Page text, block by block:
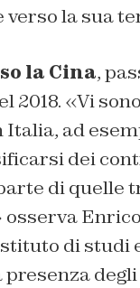
verso la sua
la Cina,
2018. «Vi
ad
dei
di quelle
di studi